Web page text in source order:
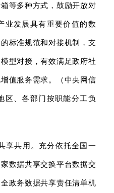
等多种方式，鼓励开放对
业发展具有重要价值的数
标准规范和对接机制，支
型对接，有效满足政府社
值服务需求。（中央网信
区、各部门按职能分工负
享共用。充分依托全国一
数据共享交换平台数据交
政务数据共享责任清单机